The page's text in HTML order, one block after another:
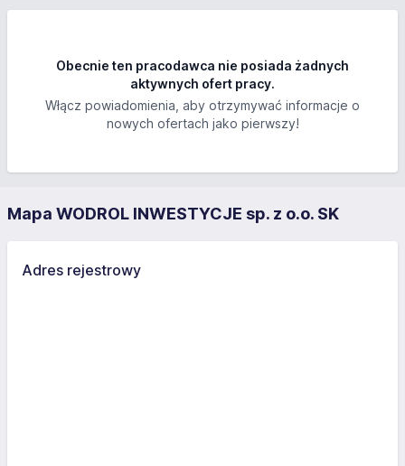
Obecnie ten pracodawca nie posiada żadnych
aktywnych ofert pracy.
Włącz powiadomienia, aby otrzymywać informacje o
nowych ofertach jako pierwszy!
Mapa WODROL INWESTYCJE sp. z o.o. SK
Adres rejestrowy